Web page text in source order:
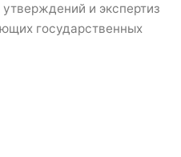
утверждений и экспертиз
государственных